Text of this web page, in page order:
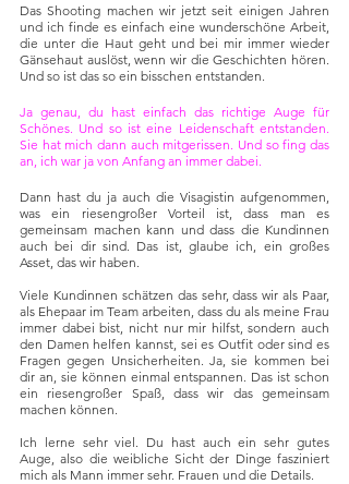
Das Shooting machen wir jetzt seit einigen Jahren
und ich finde es einfach eine wunderschöne Arbeit,
die unter die Haut geht und bei mir immer wieder
Gänsehaut auslöst, wenn wir die Geschichten hören.
Und so ist das so ein bisschen entstanden.
Ja genau, du hast einfach das richtige Auge für
Schönes. Und so ist eine Leidenschaft entstanden.
Sie hat mich dann auch mitgerissen. Und so fing das
an, ich war ja von Anfang an immer dabei.
Dann hast du ja auch die Visagistin aufgenommen,
was ein riesengroßer Vorteil ist, dass man es
gemeinsam machen kann und dass die Kundinnen
auch bei dir sind. Das ist, glaube ich, ein großes
Asset, das wir haben.
Viele Kundinnen schätzen das sehr, dass wir als Paar,
als Ehepaar im Team arbeiten, dass du als meine Frau
immer dabei bist, nicht nur mir hilfst, sondern auch
den Damen helfen kannst, sei es Outfit oder sind es
Fragen gegen Unsicherheiten. Ja, sie kommen bei
dir an, sie können einmal entspannen. Das ist schon
ein riesengroßer Spaß, dass wir das gemeinsam
machen können.
Ich lerne sehr viel. Du hast auch ein sehr gutes
Auge, also die weibliche Sicht der Dinge fasziniert
mich als Mann immer sehr. Frauen und die Details.